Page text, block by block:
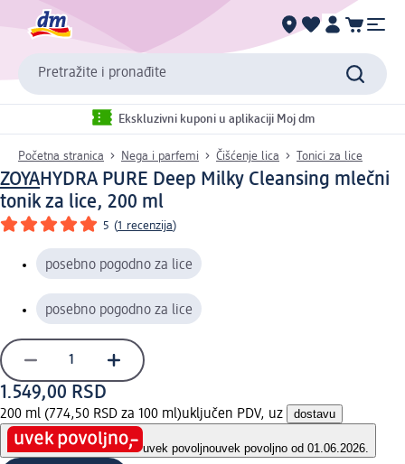
Pretražite i pronađite
Ekskluzivni kuponi u aplikaciji Moj dm
Početna stranica Nega i parfemi Čišćenje lica Tonici za lice
ZOYAHYDRA PURE Deep Milky Cleansing mlečni
tonik za lice, 200 ml
5 (1 recenzija)
posebno pogodno za lice
posebno pogodno za lice
1.549,00 RSD
200 ml (774,50 RSD za 100 ml)uključen PDV, uz dostavu
uvek povoljnouvek povoljno od 01.06.2026.